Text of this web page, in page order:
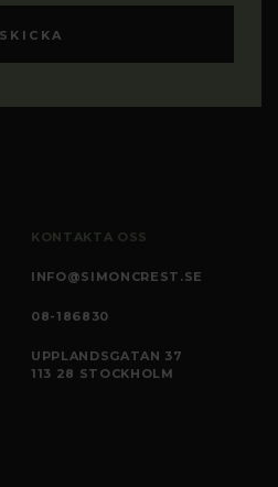
KONTAKTA OSS
INFO@SIMONCREST.SE
08-186830
UPPLANDSGATAN 37
113 28 STOCKHOLM